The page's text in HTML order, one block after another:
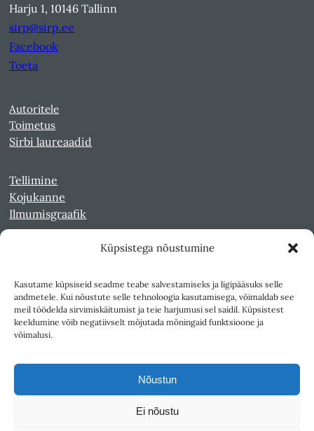
Küpsistega nõustumine
Kasutame küpsiseid seadme teabe salvestamiseks ja ligipääsuks selle
andmetele. Kui nõustute selle tehnoloogia kasutamisega, võimaldab see
meil töödelda sirvimiskäitumist ja teie harjumusi sel saidil. Küpsistest
keeldumine võib negatiivselt mõjutada mõningaid funktsioone ja
võimalusi.
Nõustun
Ei nõustu
Harju 1, 10146 Tallinn
sirp@sirp.ee
Facebook
Toeta
Autoritele
Toimetus
Sirbi laureaadid
Tellimine
Kojukanne
Ilmumisgraafik
Kultuurileht 1994-1997
Reede 1989-1990
Sirp ja Vasar 1940-1989
Teksti- ja andmekaeve